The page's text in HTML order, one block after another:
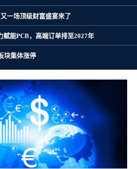
一场顶级财富盛宴来了
能PCB，高端订单排至2027年
块集体涨停